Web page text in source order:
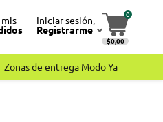
mis Iniciar sesión,
Registrarme
0
$0,00
Zonas de entrega Modo Ya